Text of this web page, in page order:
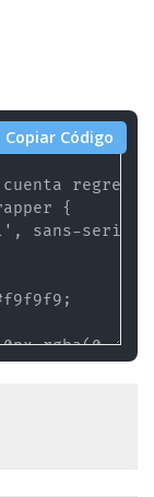
Copiar Código